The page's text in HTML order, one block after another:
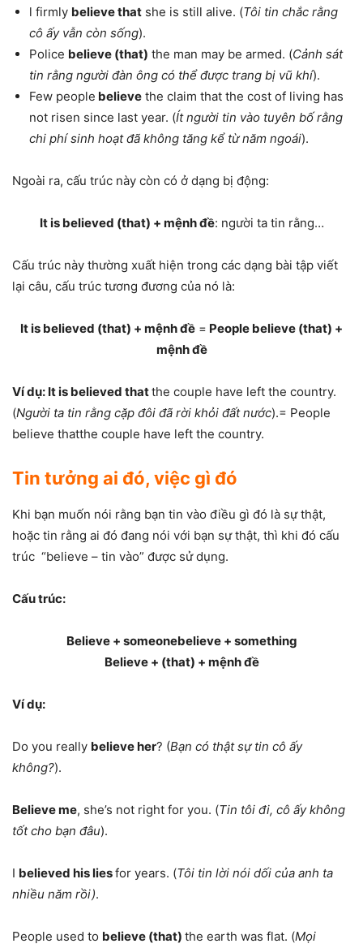
l firmly believe that she is still alive. (Tôi tin chắc rằng
cô ấy vẫn còn sống).
Police believe (that) the man may be armed. (Cảnh sát
tin rằng người đàn ông có thể được trang bị vũ khí).
Few people believe the claim that the cost of living has
not risen since last year. (Ít người tin vào tuyên bố rằng
chi phí sinh hoạt đã không tăng kể từ năm ngoái).
Ngoài ra, cấu trúc này còn có ở dạng bị động:
It is believed (that) + mệnh đề: người ta tin rằng…
Cấu trúc này thường xuất hiện trong các dạng bài tập viết
lại câu, cấu trúc tương đương của nó là:
It is believed (that) + mệnh đề = People believe (that) +
mệnh đề
Ví dụ: It is believed thatthe couple have left the country.
(Người ta tin rằng cặp đôi đã rời khỏi đất nước).= People
believe thatthe couple have left the country.
Tin tưởng ai đó, việc gì đó
Khi bạn muốn nói rằng bạn tin vào điều gì đó là sự thật,
hoặc tin rằng ai đó đang nói với bạn sự thật, thì khi đó cấu
trúc “believe – tin vào” được sử dụng.
Cấu trúc:
Believe + someonebelieve + something
Believe + (that) + mệnh đề
Ví dụ:
Do you really believe her? (Bạn có thật sự tin cô ấy
không?).
Believe me, she’s not right for you. (Tin tôi đi, cô ấy không
tốt cho bạn đâu).
I believed his liesfor years. (Tôi tin lời nói dối của anh ta
nhiều năm rồi).
People used to believe (that) the earth was flat. (Mọi